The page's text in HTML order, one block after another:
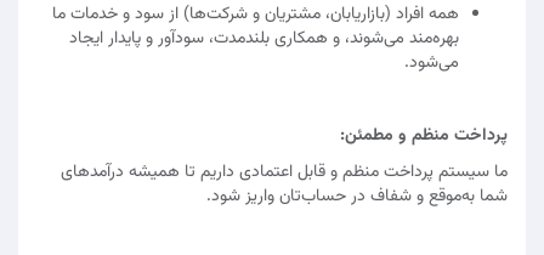
همه افراد (بازاریابان، مشتریان و شرکت‌ها) از سود و خدمات ما
بهره‌مند می‌شوند، و همکاری بلندمدت، سودآور و پایدار ایجاد
می‌شود.
پرداخت منظم و مطمئن:
ما سیستم پرداخت منظم و قابل اعتمادی داریم تا همیشه درآمدهای
شما به‌موقع و شفاف در حساب‌تان واریز شود.